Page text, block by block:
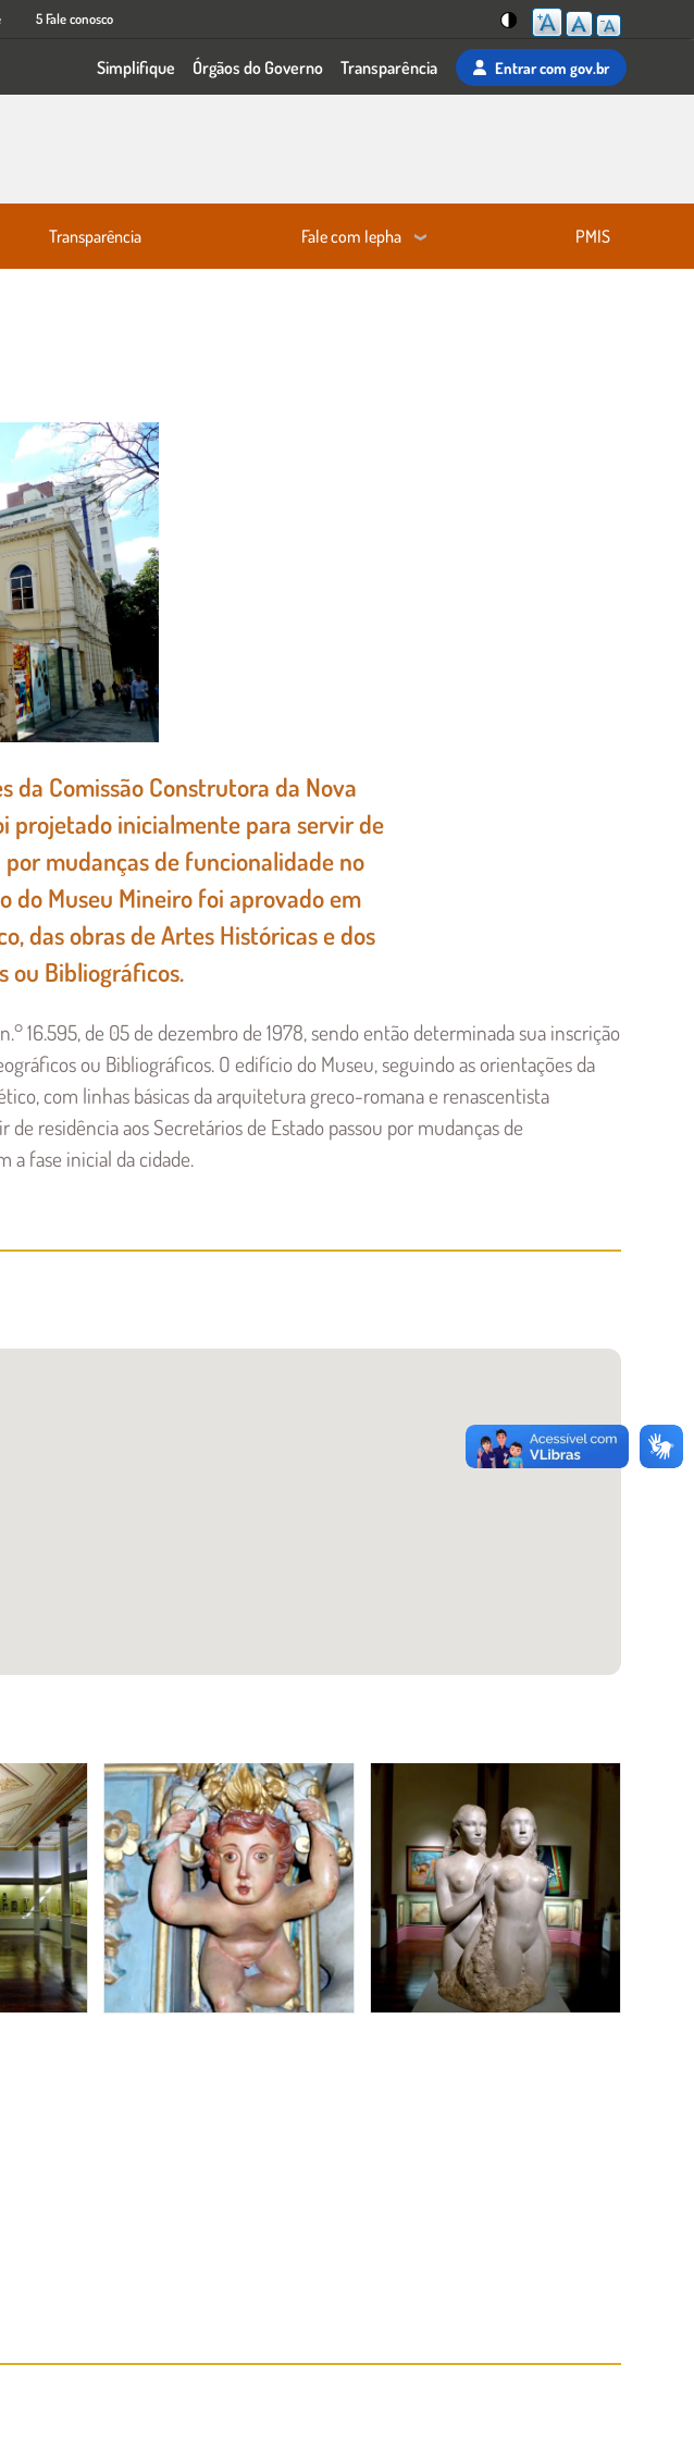
5 Fale conosco
Mudar
para
Simplifique Órgãos do Governo Transparência Entrarcom gov.br
Transparência Fale com Iepha PMIS
da Comissão Construtora da Nova
projetado inicialmente para servir de
mudanças de funcionalidade no
do Museu Mineiro foi aprovado em
das obras de Artes Históricas e dos
ou Bibliográficos.
16.595, de 05 de dezembro de 1978, sendo então determinada sua inscrição
ou Bibliográficos. O edifício do Museu, seguindo as orientações da
com linhas básicas da arquitetura greco-romana e renascentista
residência aos Secretários de Estado passou por mudanças de
a fase inicial da cidade.